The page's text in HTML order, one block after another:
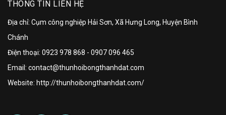
THÔNG TIN LIÊN HỆ
Địa chỉ: Cụm công nghiệp Hải Sơn, Xã Hưng Long, Huyện Bình
Chánh
Điện thoại: 0923 978 868 - 0907 096 465
Email: contact@thunhoibongthanhdat.com
Website: http://thunhoibongthanhdat.com/